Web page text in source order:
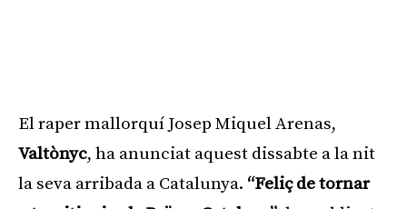
El raper mallorquí Josep Miquel Arenas,
Valtònyc, ha anunciat aquest dissabte a la nit
la seva arribada a Catalunya. “Feliç de tornar